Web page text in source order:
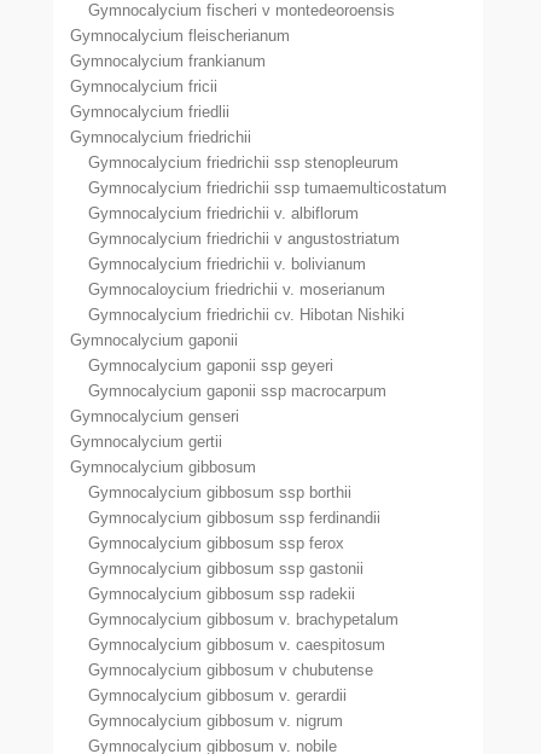
Gymnocalycium fischeri v montedeoroensis
Gymnocalycium fleischerianum
Gymnocalycium frankianum
Gymnocalycium fricii
Gymnocalycium friedlii
Gymnocalycium friedrichii
Gymnocalycium friedrichii ssp stenopleurum
Gymnocalycium friedrichii ssp tumaemulticostatum
Gymnocalycium friedrichii v. albiflorum
Gymnocalycium friedrichii v angustostriatum
Gymnocalycium friedrichii v. bolivianum
Gymnocaloycium friedrichii v. moserianum
Gymnocalycium friedrichii cv. Hibotan Nishiki
Gymnocalycium gaponii
Gymnocalycium gaponii ssp geyeri
Gymnocalycium gaponii ssp macrocarpum
Gymnocalycium genseri
Gymnocalycium gertii
Gymnocalycium gibbosum
Gymnocalycium gibbosum ssp borthii
Gymnocalycium gibbosum ssp ferdinandii
Gymnocalycium gibbosum ssp ferox
Gymnocalycium gibbosum ssp gastonii
Gymnocalycium gibbosum ssp radekii
Gymnocalycium gibbosum v. brachypetalum
Gymnocalycium gibbosum v. caespitosum
Gymnocalycium gibbosum v chubutense
Gymnocalycium gibbosum v. gerardii
Gymnocalycium gibbosum v. nigrum
Gymnocalycium gibbosum v. nobile